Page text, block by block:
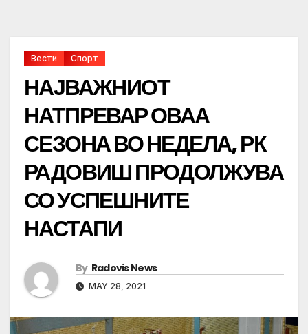
Вести Спорт
НАЈВАЖНИОТ
НАТПРЕВАР ОВАА
СЕЗОНА ВО НЕДЕЛА, РК
РАДОВИШ ПРОДОЛЖУВА
СО УСПЕШНИТЕ
НАСТАПИ
By Radovis News
MAY 28, 2021